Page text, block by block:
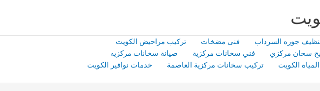
جوره السرداب فنى مضخات
تركيب مراحيض الكويت
سخان مركزي فني سخانات مركزية
صيانة سخانات مركزيه
الكويت تركيب سخانات مركزية العاصمة
خدمات نوافير الكويت